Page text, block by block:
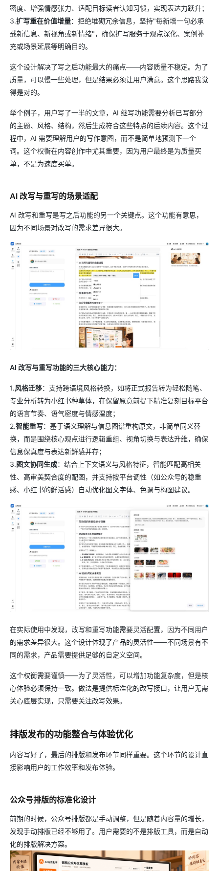
密度、增强情感张力、适配目标读者认知习惯，实现表达力跃升；
3.扩写重在价值增量：拒绝堆砌冗余信息，坚持"每新增一句必承
载新信息、新视角或新情绪"，确保扩写服务于观点深化、案例补
充或场景延展等明确目的。
这个设计解决了写之后功能最大的痛点——内容质量不稳定。为了
质量，可以慢一些处理，但是结果必须让用户满意。这个思路我觉
得是对的。
举个例子，用户写了一半的文章，AI 继写功能需要分析已写部分
的主题、风格、结构，然后生成符合这些特点的后续内容。这个过
程中，AI 需要理解用户的写作意图，而不是简单地预测下一个
词。这个权衡在内容创作中尤其重要，因为用户最终是为质量买
单，不是为速度买单。
AI 改写与重写的场景适配
AI 改写和重写是写之后功能的另一个关键点。这个功能有意思，
因为不同场景对改写的需求差异很大。
AI 改写与重写功能的三大核心能力：
1.风格迁移：支持跨语境风格转换，如将正式报告转为轻松随笔、
专业分析转为小红书种草体，在保留原意前提下精准复刻目标平台
的语言节奏、语气密度与情感温度；
2.智能重写：基于语义理解与信息图谱重构原文，非简单同义替
换，而是围绕核心观点进行逻辑重组、视角切换与表达升维，确保
信息保真度与表达新鲜感并存；
3.图文协同生成：结合上下文语义与风格特征，智能匹配高相关
性、高审美契合度的配图，并支持按平台调性（如公众号的稳重
感、小红书的鲜活感）自动优化图文字体、色调与构图建议。
在实际使用中发现，改写和重写功能需要灵活配置，因为不同用户
的需求差异很大。这个设计体现了产品的灵活性——不同场景有不
同的需求，产品需要提供足够的自定义空间。
这个权衡需要谨慎——为了灵活性，可以增加功能复杂度，但是核
心体验必须保持一致。做法是提供标准化的改写接口，让用户无需
关心底层实现，只需要关注改写效果。
排版发布的功能整合与体验优化
内容写好了，最后的排版和发布环节同样重要。这个环节的设计直
接影响用户的工作效率和发布体验。
公众号排版的标准化设计
前期的时候，公众号排版都是手动调整，但是随着内容量的增长，
发现手动排版已经不够用了。用户需要的不是排版工具，而是自动
化的排版解决方案。